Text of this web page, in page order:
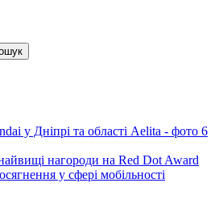
нагороди на Red Dot Award
у сфері мобільності